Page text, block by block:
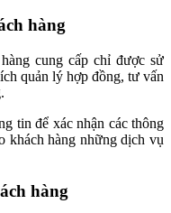
hàng
cung cấp chỉ được sử
quản lý hợp đồng, tư vấn
tin để xác nhận các thông
khách hàng những dịch vụ
hàng